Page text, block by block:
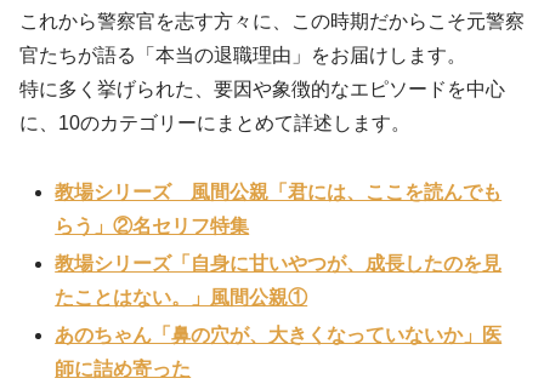
これから警察官を志す方々に、この時期だからこそ元警察
官たちが語る「本当の退職理由」をお届けします。
特に多く挙げられた、要因や象徴的なエピソードを中心
に、10のカテゴリーにまとめて詳述します。
教場シリーズ 風間公親「君には、ここを読んでも
らう」②名セリフ特集
教場シリーズ「自身に甘いやつが、成長したのを見
たことはない。」風間公親①
あのちゃん「鼻の穴が、大きくなっていないか」医
師に詰め寄った